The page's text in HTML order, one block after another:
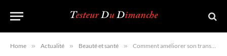
Home » Actualité » Beauté et santé » Comment améliorer son transit intestinal ?